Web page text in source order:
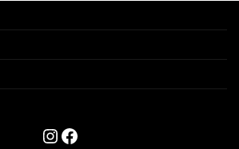
Instagram
Facebook